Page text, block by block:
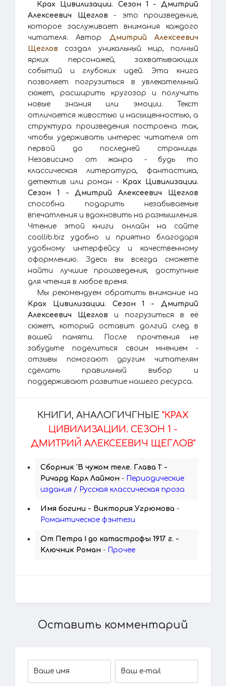
Крах Цивилизации. Сезон 1 - Дмитрий
Алексеевич Щеглов - это произведение,
которое заслуживает внимания каждого
читателя. Автор Дмитрий Алексеевич
Щеглов создал уникальный мир, полный
ярких персонажей, захватывающих
событий и глубоких идей. Эта книга
позволяет погрузиться в увлекательный
сюжет, расширить кругозор и получить
новые знания или эмоции. Текст
отличается живостью и насыщенностью, а
структура произведения построена так,
чтобы удерживать интерес читателя от
первой до последней страницы.
Независимо от жанра - будь то
классическая литература, фантастика,
детектив или роман -
Крах Цивилизации.
Сезон 1 - Дмитрий Алексеевич Щеглов
способна подарить незабываемые
впечатления и вдохновить на размышления.
Чтение этой книги онлайн на сайте
coollib.biz удобно и приятно благодаря
удобному интерфейсу и качественному
оформлению. Здесь вы всегда сможете
найти лучшие произведения, доступные
для чтения в любое время.
Мы рекомендуем обратить внимание на
Крах Цивилизации. Сезон 1 - Дмитрий
Алексеевич Щеглов и погрузиться в её
сюжет, который оставит долгий след в
вашей памяти. После прочтения не
забудьте поделиться своим мнением -
отзывы помогают другим читателям
сделать правильный выбор и
поддерживают развитие нашего ресурса.
КНИГИ, АНАЛОГИЧГНЫЕ "КРАХ
ЦИВИЛИЗАЦИИ. СЕЗОН 1 -
ДМИТРИЙ АЛЕКСЕЕВИЧ ЩЕГЛОВ"
Сборник 'В чужом теле. Глава 1' -
Ричард Карл Лаймон - Периодические
издания / Русская классическая проза
Имя богини - Виктория Угрюмова -
Романтическое фэнтези
От Петра I до катастрофы 1917 г. -
Ключник Роман - Прочее
Оставить комментарий